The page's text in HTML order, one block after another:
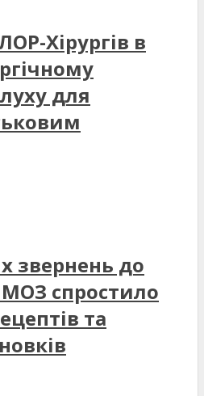
Хірургів в
для
звернень до
МОЗ спростило
та